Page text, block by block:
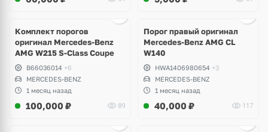
Комплект порогов
оригинал Mercedes-Benz
AMG W215 S-Class Coupe
B66036014 +6
MERCEDES-BENZ
1 месяц назад
100,000 ₽ 89
Порог правый оригинал
Mercedes-Benz AMG CL
W140
HWA1406980654 +3
MERCEDES-BENZ
1 месяц назад
40,000 ₽ 117